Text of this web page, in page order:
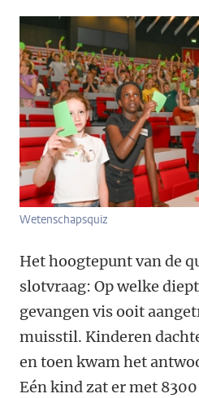
Wetenschapsquiz
Het hoogtepunt van de
slotvraag: Op welke
gevangen vis ooit
muisstil. Kinderen
en toen kwam het
Eén kind zat er met